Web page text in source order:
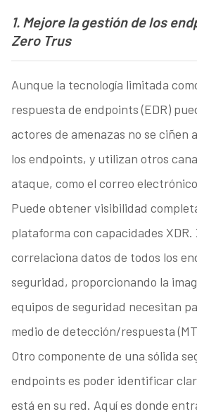
1. Mejore la gestión de los
Zero Trus
Aunque la tecnología limitada
respuesta de endpoints (EDR)
actores de amenazas no se ciñen
los endpoints, y utilizan otros
ataque, como el correo
Puede obtener visibilidad
plataforma con capacidades XDR.
correlaciona datos de todos los
seguridad, proporcionando la
equipos de seguridad necesitan
medio de detección/respuesta
Otro componente de una sólida
endpoints es poder identificar
está en su red. Aquí es donde